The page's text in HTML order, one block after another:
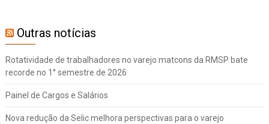
Outras notícias
Rotatividade de trabalhadores no varejo matcons da RMSP bate
recorde no 1° semestre de 2026
Painel de Cargos e Salários
Nova redução da Selic melhora perspectivas para o varejo